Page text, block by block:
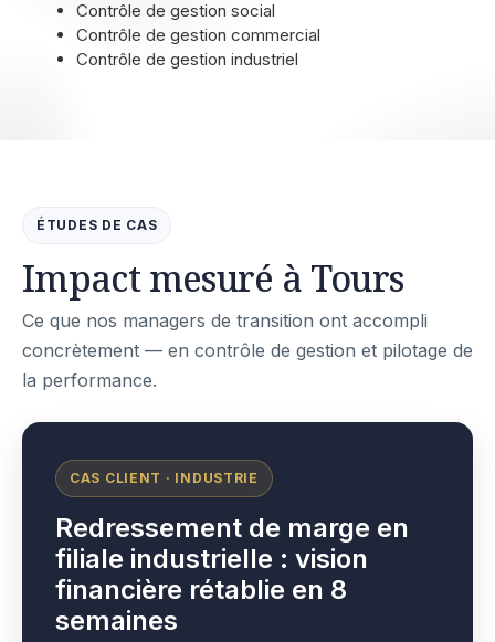
Contrôle de gestion social
Contrôle de gestion commercial
Contrôle de gestion industriel
ÉTUDES DE CAS
Impact mesuré à Tours
Ce que nos managers de transition ont accompli
concrètement — en contrôle de gestion et pilotage de
la performance.
CAS CLIENT · INDUSTRIE
Redressement de marge en
filiale industrielle : vision
financière rétablie en 8
semaines